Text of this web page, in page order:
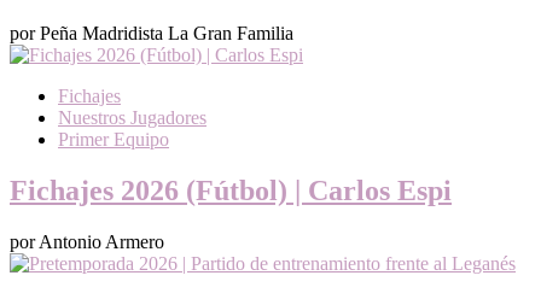
por Peña Madridista La Gran Familia
Fichajes
Nuestros Jugadores
Primer Equipo
Fichajes 2026 (Fútbol) | Carlos Espi
por Antonio Armero